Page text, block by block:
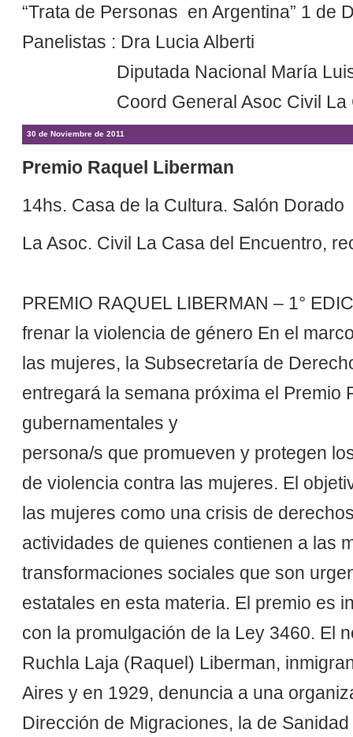
“Trata de Personas en Argentina” 1 de
Panelistas : Dra Lucia Alberti
Diputada Nacional María
Coord General Asoc Civil La
30 de Noviembre de 2011
Premio Raquel Liberman
14hs. Casa de la Cultura. Salón Dorado
La Asoc. Civil La Casa del Encuentro,
PREMIO RAQUEL LIBERMAN – 1°
frenar la violencia de género En el
las mujeres, la Subsecretaría de
entregará la semana próxima el
gubernamentales y
persona/s que promueven y protegen
de violencia contra las mujeres. El
las mujeres como una crisis de
actividades de quienes contienen a las
transformaciones sociales que son
estatales en esta materia. El premio es
con la promulgación de la Ley 3460. El
Ruchla Laja (Raquel) Liberman,
Aires y en 1929, denuncia a una
Dirección de Migraciones, la de